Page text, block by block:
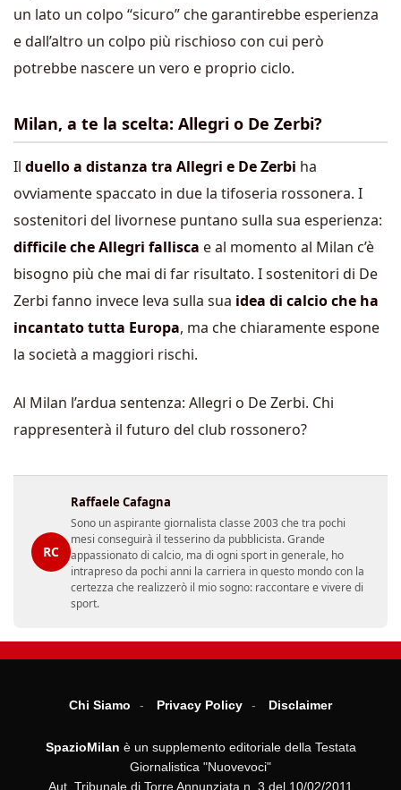
un lato un colpo “sicuro” che garantirebbe esperienza
e dall’altro un colpo più rischioso con cui però
potrebbe nascere un vero e proprio ciclo.
Milan, a te la scelta: Allegri o De Zerbi?
Il duello a distanza tra Allegri e De Zerbi ha
ovviamente spaccato in due la tifoseria rossonera. I
sostenitori del livornese puntano sulla sua esperienza:
difficile che Allegri fallisca e al momento al Milan c’è
bisogno più che mai di far risultato. I sostenitori di De
Zerbi fanno invece leva sulla sua idea di calcio che ha
incantato tutta Europa, ma che chiaramente espone
la società a maggiori rischi.
Al Milan l’ardua sentenza: Allegri o De Zerbi. Chi
rappresenterà il futuro del club rossonero?
RC
Raffaele Cafagna
Sono un aspirante giornalista classe 2003 che tra pochi
mesi conseguirà il tesserino da pubblicista. Grande
appassionato di calcio, ma di ogni sport in generale, ho
intrapreso da pochi anni la carriera in questo mondo con la
certezza che realizzerò il mio sogno: raccontare e vivere di
sport.
Chi Siamo Privacy Policy Disclaimer
SpazioMilan è un supplemento editoriale della Testata
Giornalistica "Nuovevoci"
Aut. Tribunale di Torre Annunziata n. 3 del 10/02/2011